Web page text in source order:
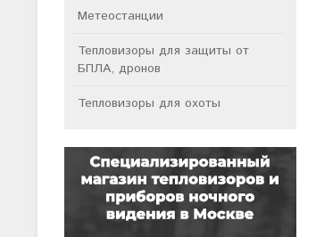
Метеостанции
Тепловизоры для защиты от
БПЛА, дронов
Тепловизоры для охоты